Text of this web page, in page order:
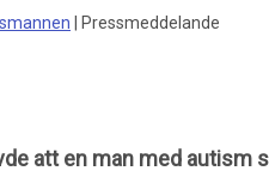
Pressmeddelande
att en man med autism